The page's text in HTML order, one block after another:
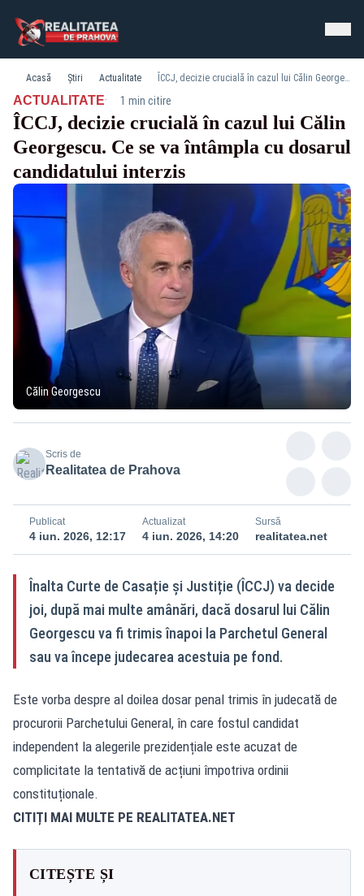
Acasă Știri Actualitate ÎCCJ, decizie crucială în cazul lui Călin Georgescu. Ce se va întâmpla cu dosarul candidatului interzis
ACTUALITATE· 1 min citire
ÎCCJ, decizie crucială în cazul lui Călin
Georgescu. Ce se va întâmpla cu dosarul
candidatului interzis
Călin Georgescu
Scris de
Realitatea de Prahova
Publicat
4 iun. 2026, 12:17
Actualizat
4 iun. 2026, 14:20
Sursă
realitatea.net
Înalta Curte de Casație și Justiție (ÎCCJ) va decide
joi, după mai multe amânări, dacă dosarul lui Călin
Georgescu va fi trimis înapoi la Parchetul General
sau va începe judecarea acestuia pe fond.
Este vorba despre al doilea dosar penal trimis în judecată de
procurorii Parchetului General, în care fostul candidat
independent la alegerile prezidențiale este acuzat de
complicitate la tentativă de acțiuni împotriva ordinii
constituționale.
CITIȚI MAI MULTE PE REALITATEA.NET
CITEȘTE ȘI